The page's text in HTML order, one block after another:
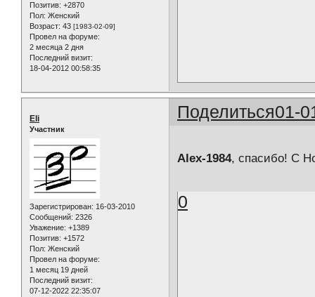
Позитив: +2870
Пол: Женский
Возраст: 43 [1983-02-09]
Провел на форуме:
2 месяца 2 дня
Последний визит:
18-04-2012 00:58:35
Поделиться01-
Eli
Участник
Зарегистрирован: 16-03-2010
Сообщений: 2326
Уважение: +1389
Позитив: +1572
Пол: Женский
Провел на форуме:
1 месяц 19 дней
Последний визит:
07-12-2022 22:35:07
Alex-1984, спасибо! С
0